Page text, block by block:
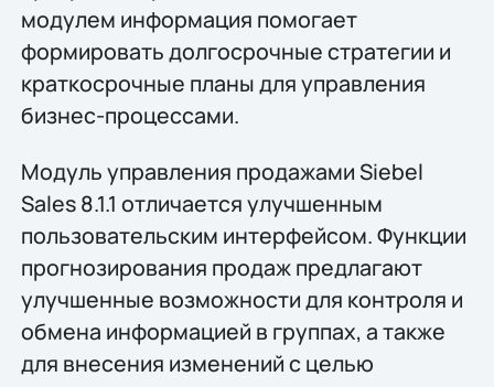
модулем информация помогает
формировать долгосрочные стратегии и
краткосрочные планы для управления
бизнес-процессами.
Модуль управления продажами Siebel
Sales 8.1.1 отличается улучшенным
пользовательским интерфейсом. Функции
прогнозирования продаж предлагают
улучшенные возможности для контроля и
обмена информацией в группах, а также
для внесения изменений с целью